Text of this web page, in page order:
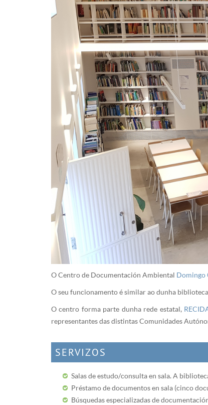
O Centro de Documentación Ambiental Domingo
O seu funcionamento é similar ao dunha
O centro forma parte dunha rede estatal,
representantes das distintas Comunidades
SERVIZOS
Salas de estudo/consulta en sala. A
Préstamo de documentos en sala (cinco
Búsquedas especializadas de